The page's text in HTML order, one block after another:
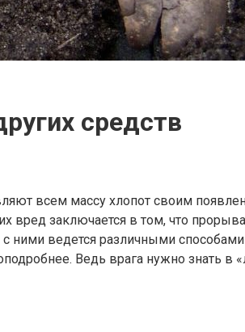
средств
всем массу хлопот своим
вред заключается в том, что
ведется различными
Ведь врага нужно знать в